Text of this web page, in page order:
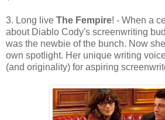
3. Long live The Fempire! - When a
about Diablo Cody's screenwriting
was the newbie of the bunch. Now
own spotlight. Her unique writing
(and originality) for aspiring